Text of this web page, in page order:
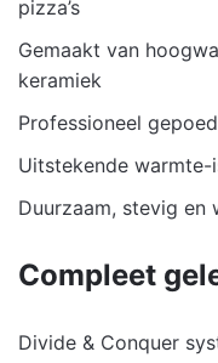
pizza’s
Gemaakt van
keramiek
Professioneel
Uitstekende
Duurzaam, stevig en
Compleet
Divide & Conquer